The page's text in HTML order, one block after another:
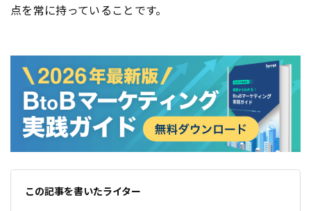
点を常に持っていることです。
この記事を書いたライター